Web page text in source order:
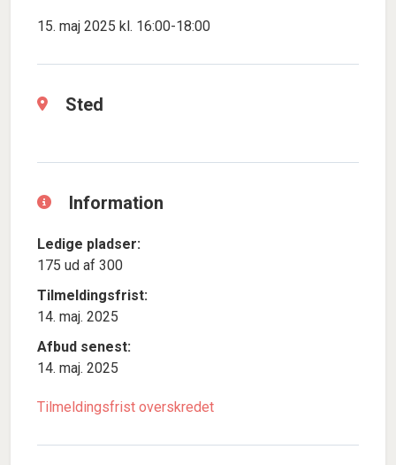
15. maj 2025 kl. 16:00-18:00
Sted
Information
Ledige pladser:
175 ud af 300
Tilmeldingsfrist:
14. maj. 2025
Afbud senest:
14. maj. 2025
Tilmeldingsfrist overskredet